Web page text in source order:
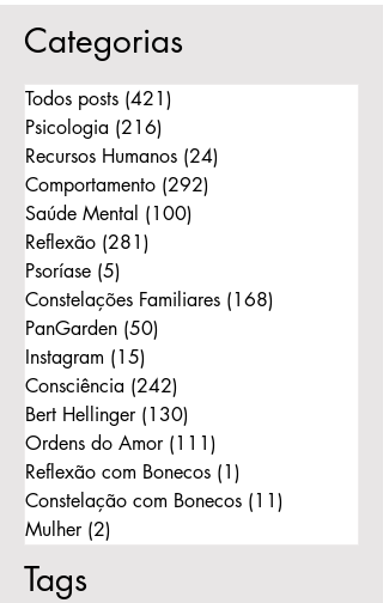
Categorias
Todos posts (421)
Psicologia (216)
Recursos Humanos (24)
Comportamento (292)
Saúde Mental (100)
Reflexão (281)
Psoríase (5)
Constelações Familiares (168)
PanGarden (50)
Instagram (15)
Consciência (242)
Bert Hellinger (130)
Ordens do Amor (111)
Reflexão com Bonecos (1)
Constelação com Bonecos (11)
Mulher (2)
Tags